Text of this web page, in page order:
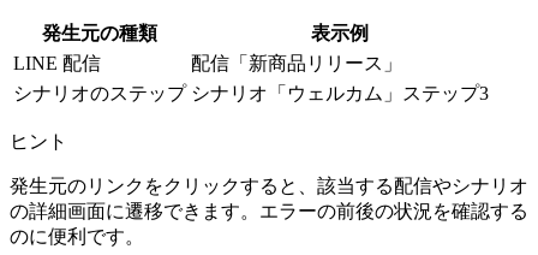
発生元の種類
表示例
LINE 配信
配信「新商品リリース」
シナリオのステップ シナリオ「ウェルカム」ステップ3
ヒント
発生元のリンクをクリックすると、該当する配信やシナリオ
の詳細画面に遷移できます。エラーの前後の状況を確認する
のに便利です。